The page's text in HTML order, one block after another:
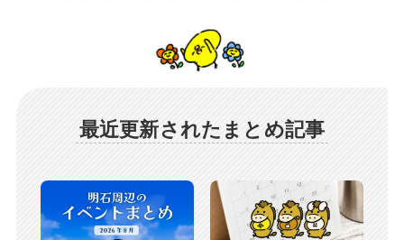
最近更新されたまとめ記事